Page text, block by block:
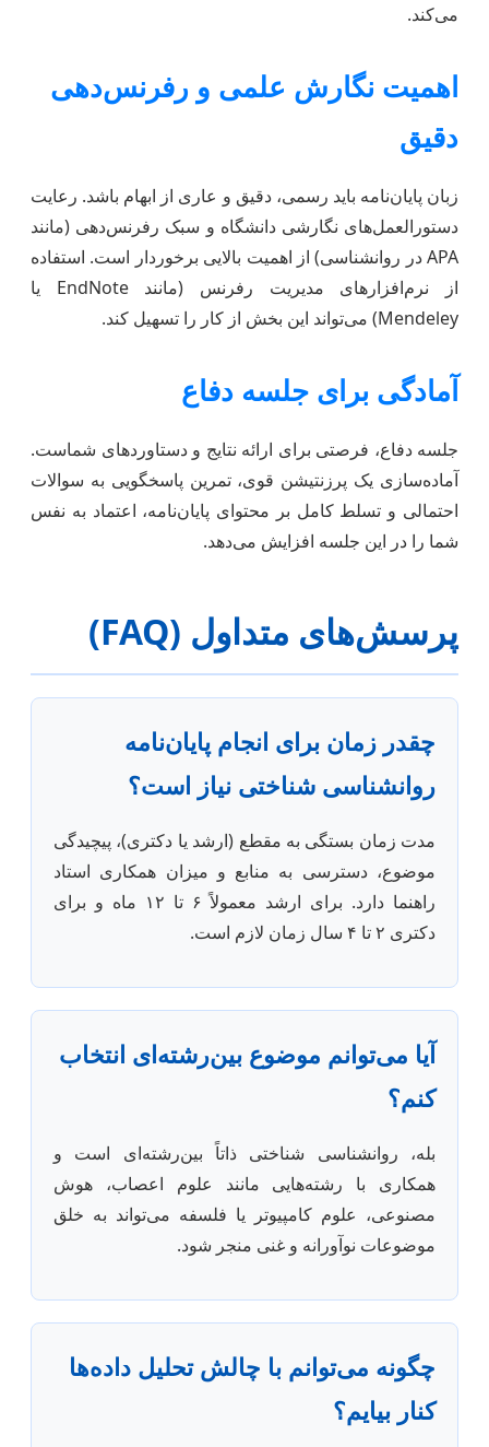
می‌کند.
اهمیت نگارش علمی و رفرنس‌دهی
دقیق
زبان پایان‌نامه باید رسمی، دقیق و عاری از ابهام باشد. رعایت
دستورالعمل‌های نگارشی دانشگاه و سبک رفرنس‌دهی (مانند
APA در روانشناسی) از اهمیت بالایی برخوردار است. استفاده
از نرم‌افزارهای مدیریت رفرنس (مانند EndNote یا
Mendeley) می‌تواند این بخش از کار را تسهیل کند.
آمادگی برای جلسه دفاع
جلسه دفاع، فرصتی برای ارائه نتایج و دستاوردهای شماست.
آماده‌سازی یک پرزنتیشن قوی، تمرین پاسخگویی به سوالات
احتمالی و تسلط کامل بر محتوای پایان‌نامه، اعتماد به نفس
شما را در این جلسه افزایش می‌دهد.
پرسش‌های متداول (FAQ)
چقدر زمان برای انجام پایان‌نامه
روانشناسی شناختی نیاز است؟
مدت زمان بستگی به مقطع (ارشد یا دکتری)، پیچیدگی
موضوع، دسترسی به منابع و میزان همکاری استاد
راهنما دارد. برای ارشد معمولاً ۶ تا ۱۲ ماه و برای
دکتری ۲ تا ۴ سال زمان لازم است.
آیا می‌توانم موضوع بین‌رشته‌ای انتخاب
کنم؟
بله، روانشناسی شناختی ذاتاً بین‌رشته‌ای است و
همکاری با رشته‌هایی مانند علوم اعصاب، هوش
مصنوعی، علوم کامپیوتر یا فلسفه می‌تواند به خلق
موضوعات نوآورانه و غنی منجر شود.
چگونه می‌توانم با چالش تحلیل داده‌ها
کنار بیایم؟